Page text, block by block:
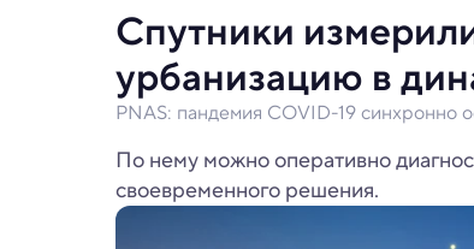
Спутники
урбанизацию в
PNAS: пандемия COVID-19 синхронно
По нему можно оперативно
своевременного решения.